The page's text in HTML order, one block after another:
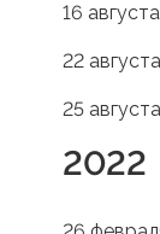
16
22
25
2022